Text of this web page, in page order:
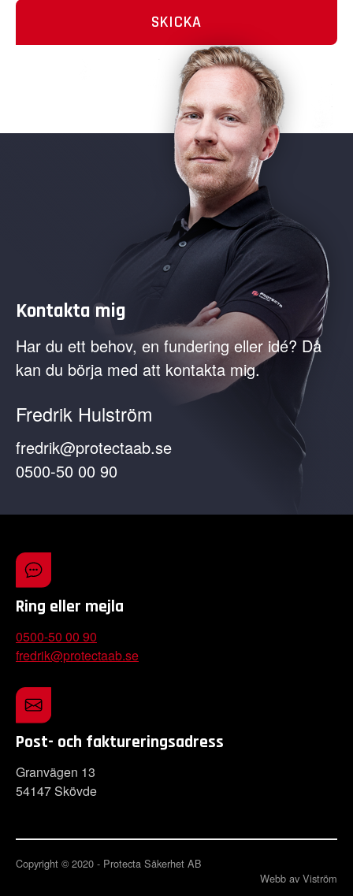
Kontakta mig
Har du ett behov, en fundering eller idé? Då
kan du börja med att kontakta mig.
Fredrik Hulström
fredrik@protectaab.se
0500-50 00 90
Ring eller mejla
0500-50 00 90
fredrik@protectaab.se
Post- och faktureringsadress
Granvägen 13
54147 Skövde
Copyright © 2020 - Protecta Säkerhet AB
Webb av Viström